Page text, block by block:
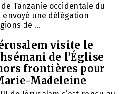
Tanzanie occidentale du
envoyé une délégation
de ...
visite le
de l’Église
frontières pour
Madeleine